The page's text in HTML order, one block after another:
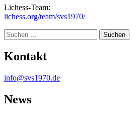
Lichess-Team:
lichess.org/team/svs1970/
Suche
Kontakt
info@svs1970.de
News